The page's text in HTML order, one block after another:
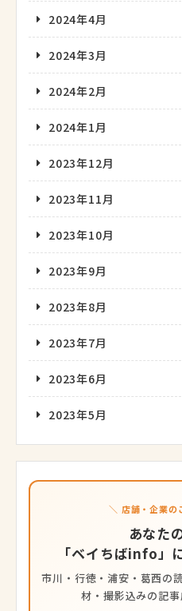
2024年4月
2024年3月
2024年2月
2024年1月
2023年12月
2023年11月
2023年10月
2023年9月
2023年8月
2023年7月
2023年6月
2023年5月
＼ 店舗・企業の
あなた
「ベイちばinfo」
市川・行徳・浦安・葛西の
材・撮影込みの記事